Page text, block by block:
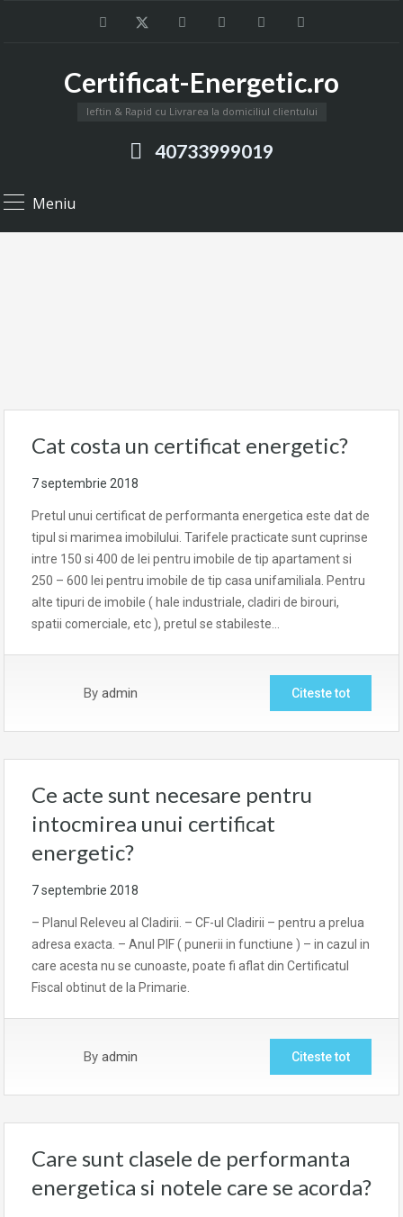
Certificat-Energetic.ro
Ieftin & Rapid cu Livrarea la domiciliul clientului
40733999019
Meniu
Cat costa un certificat energetic?
7 septembrie 2018
Pretul unui certificat de performanta energetica este dat de
tipul si marimea imobilului. Tarifele practicate sunt cuprinse
intre 150 si 400 de lei pentru imobile de tip apartament si
250 – 600 lei pentru imobile de tip casa unifamiliala. Pentru
alte tipuri de imobile ( hale industriale, cladiri de birouri,
spatii comerciale, etc ), pretul se stabileste…
By admin Citeste tot
Ce acte sunt necesare pentru
intocmirea unui certificat
energetic?
7 septembrie 2018
– Planul Releveu al Cladirii. – CF-ul Cladirii – pentru a prelua
adresa exacta. – Anul PIF ( punerii in functiune ) – in cazul in
care acesta nu se cunoaste, poate fi aflat din Certificatul
Fiscal obtinut de la Primarie.
By admin Citeste tot
Care sunt clasele de performanta
energetica si notele care se acorda?